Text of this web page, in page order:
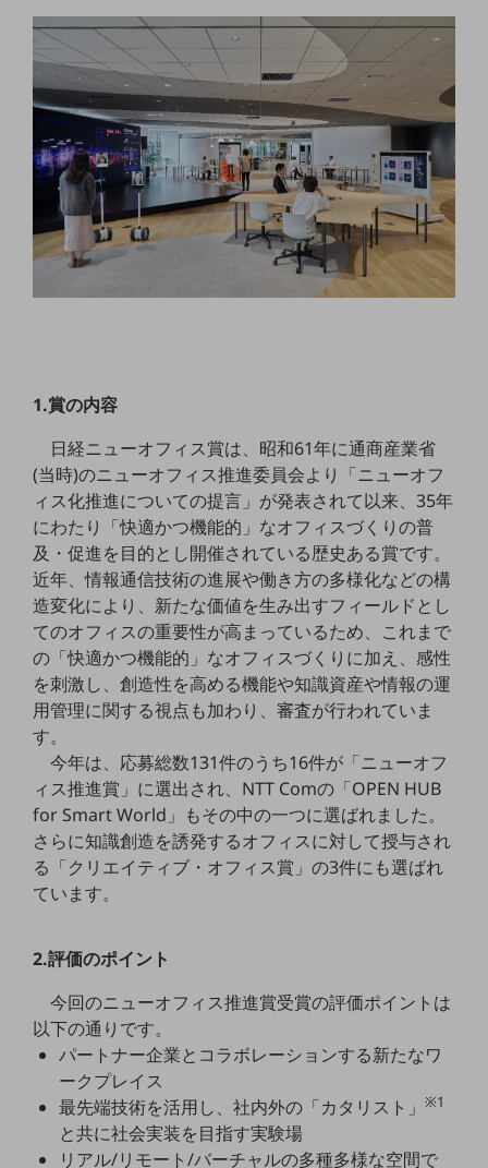
コミュニケーション・情報共有
マーケティング
業務効率化
災害対策
職場環境整備
地域共創・地方創生
自動化・省電化
人材不足解消
業種・業態で探す
業種・業態で探すTOP
自治体
一次産業
医療・介護
モビリティ
製造・建設業
小売業
キーワードで探す
モバイルTOP
法人向けスマホ・携帯に関する、
製品TOP
ビジネス向けスマートフォン
タフネススマートフォン
データ通信製品
ドコモケータイ
1.賞の内容
日経ニューオフィス賞は、昭和61年に通商産業省
(当時)のニューオフィス推進委員会より「ニューオフ
ィス化推進についての提言」が発表されて以来、35年
にわたり「快適かつ機能的」なオフィスづくりの普
及・促進を目的とし開催されている歴史ある賞です。
近年、情報通信技術の進展や働き方の多様化などの構
造変化により、新たな価値を生み出すフィールドとし
てのオフィスの重要性が高まっているため、これまで
の「快適かつ機能的」なオフィスづくりに加え、感性
を刺激し、創造性を高める機能や知識資産や情報の運
用管理に関する視点も加わり、審査が行われていま
す。
今年は、応募総数131件のうち16件が「ニューオフ
ィス推進賞」に選出され、NTT Comの「OPEN HUB
for Smart World」もその中の一つに選ばれました。
さらに知識創造を誘発するオフィスに対して授与され
る「クリエイティブ・オフィス賞」の3件にも選ばれ
ています。
2.評価のポイント
今回のニューオフィス推進賞受賞の評価ポイントは
以下の通りです。
パートナー企業とコラボレーションする新たなワ
ークプレイス
最先端技術を活用し、社内外の「カタリスト」※1
と共に社会実装を目指す実験場
リアル/リモート/バーチャルの多種多様な空間で